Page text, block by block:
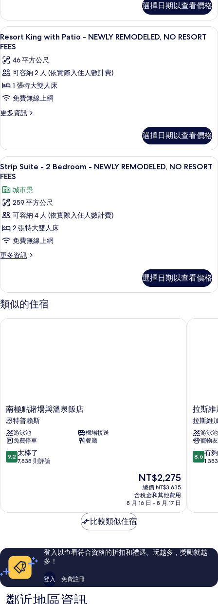
FEES
的
所
有
相
片
Two
Queen
-
NEWLY
NO
RESORT
的
詳
選擇日期以查看價格
顯
示
Resort
King
with
Patio
-
NEWLY
RESORT
FEES
的
所
有
相
片
Resort King with Patio - NEWLY
8
Resort King with Patio - NEWLY REMODELED, NO RESORT
FEES
46 平方公尺
可容納 2 人 (依實際入住人數計費)
1 張特大雙人床
免費無線上網
更多資訊
更
with
Patio
-
NEWLY
NO
RESORT
FEES
的
詳
選擇日期以查看價格
顯
示
Strip
Suite
-
2
Bedroom
-
NEWLY
RESORT
FEES
的
所
Strip Suite - 2 Bedroom - NEWLY
17
Strip Suite - 2 Bedroom - NEWLY REMODELED, NO RESORT
FEES
城市景
259 平方公尺
可容納 4 人 (依實際入住人數計費)
2 張特大雙人床
免費無線上網
更多資訊
更
-
2
Bedroom
NEWLY
選擇日期以查看價格
類似的住宿
南
極
點
賭
場
與
溫
普
南極點賭場與溫泉飯店
恩特普賴斯
游泳池
機場接送
免費停車
餐廳
9.2
分，
棒
評
論
9.2 太棒了
7,838 則評論
現
在
價
格
為
NT$2,275
總價 NT$3,635
含稅金和其他費用
8 月 16 日 - 8 月 17 日
南極點賭場與溫泉飯店
拉
斯
維
加
斯
湖
威
假
斯
維
拉斯維
拉斯維
游泳池
寵物
8.6
分，
夠
評
論
8.6 有
拉斯維
比較類似住宿
登入以查看符合資格的折扣和禮遇。玩越多，獎勵就越
多！
登入 免費註冊